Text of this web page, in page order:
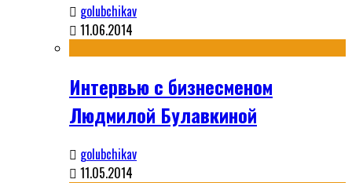
golubchikav
11.06.2014
Интервью с бизнесменом
Людмилой Булавкиной
golubchikav
11.05.2014